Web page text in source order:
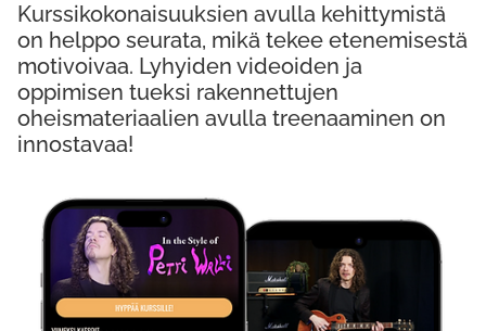
Kurssikokonaisuuksien avulla kehittymistä
on helppo seurata, mikä tekee etenemisestä
motivoivaa. Lyhyiden videoiden ja
oppimisen tueksi rakennettujen
oheismateriaalien avulla treenaaminen on
innostavaa!